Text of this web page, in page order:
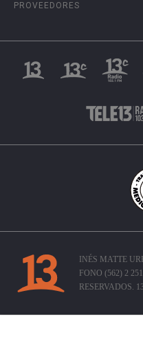
PROVEEDORES
INÉS MATTE
FONO (562) 2
RESERVADOS.